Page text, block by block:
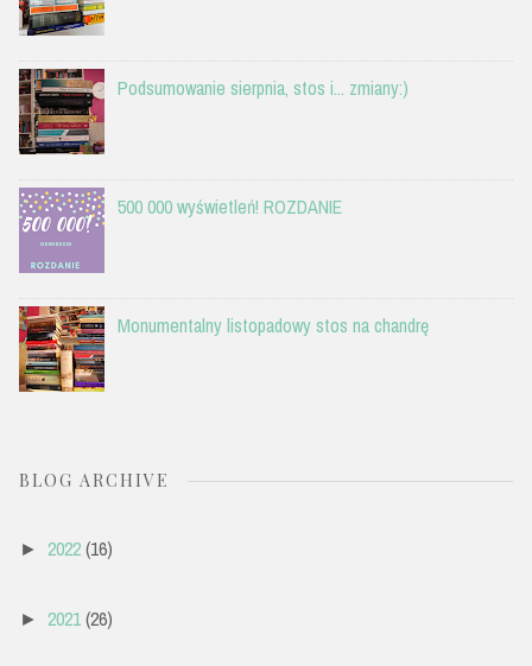
Podsumowanie sierpnia, stos i... zmiany:)
500 000 wyświetleń! ROZDANIE
Monumentalny listopadowy stos na chandrę
BLOG ARCHIVE
► 2022(16)
► 2021(26)